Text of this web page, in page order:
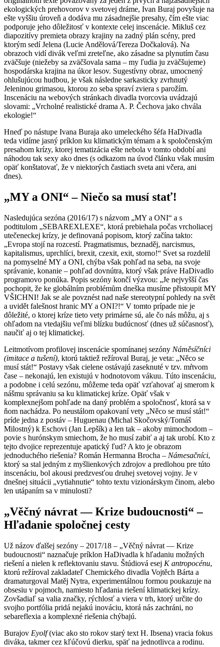
ekologických prehovorov v svetovej dráme, Ivan Buraj povyšuje na
ešte vyššiu úroveň a dodáva mu zásadnejšie presahy, čím ešte viac
podporuje jeho dôležitosť v kontexte celej inscenácie. Mikluš cez
diapozitívy premieta obrazy krajiny na zadný plán scény, pred
ktorým sedí Jelena (Lucie Andělová/Tereza Dočkalová). Na
obrazoch vidí divák veľmi zreteľne, ako zásadne sa plynutím času
zväčšuje (niežeby sa zväčšovala sama – my ľudia ju zväčšujeme)
hospodárska krajina na úkor lesov. Sugestívny obraz, umocnený
ohlušujúcou hudbou, je však následne sarkasticky zvrhnutý
Jeleninou grimasou, ktorou zo seba spraví zviera s parožím.
Inscenáciu na webových stránkach divadla tvorcovia uvádzajú
slovami: „Vrcholné realistické drama A. P. Čechova jako chvála
ekologie!“
Hneď po nástupe Ivana Buraja ako umeleckého šéfa HaDivadla
teda vidíme jasný príklon ku klimatickým témam a k spoločenským
presahom krízy, ktorej tematizácia ešte nebola v tomto období ani
náhodou tak sexy ako dnes (s odkazom na úvod článku však musím
opäť konštatovať, že v niektorých častiach sveta ani včera, ani
dnes).
„MY a ONI“ – Niečo sa musí stať!
Nasledujúca sezóna (2016/17) s názvom „MY a ONI“ a s
podtitulom „SEBAREXLEXE“, ktorá prebiehala počas vrcholiacej
utečeneckej krízy, je definovaná popisom, ktorý začína takto:
„Evropa stojí na rozcestí. Pragmatismus, beznaděj, narcismus,
kapitalismus, uprchlíci, brexit, czexit, exit, storno!“ Svet sa rozdelil
na pomyselné MY a ONI, chýba však pohľad na seba, na svoje
správanie, konanie – pohľad dovnútra, ktorý však práve HaDivadlo
programovo ponúka. Popis sezóny končí výzvou: „Je nejvyšší čas
pochopit, že ke globálním problémům dneška musíme přistoupit MY
VŠICHNI! Jak se ale povznést nad naše stereotypní pohledy na svět
a uvidět falešnost hranic MY a ONI?!“ V tomto prípade nie je
dôležité, o ktorej kríze tieto vety primárne sú, ale čo nás môžu, aj s
ohľadom na vtedajšiu veľmi blízku budúcnosť (dnes už súčasnosť),
naučiť aj o tej klimatickej.
Leitmotívom profilovej inscenácie spomínanej sezóny Náměsíčníci
(imitace a tušení), ktorú taktiež režíroval Buraj, je veta: „Něco se
musí stát!“ Postavy však cielene ostávajú zaseknuté v tzv. mŕtvom
čase – nekonajú, len existujú v hodnotovom vákuu. Túto inscenáciu,
a podobne i celú sezónu, môžeme teda opäť vzťahovať aj smerom k
nášmu správaniu sa ku klimatickej kríze. Opäť však v
komplexnejšom pohľade na daný problém a spoločnosť, ktorá sa v
ňom nachádza. Po neustálom opakovaní vety „Něco se musí stát!“
príde jedna z postáv – Huguenau (Michal Skočovský/Tomáš
Milostný) k Eschovi (Jan Lepšík) a len tak – akoby mimochodom –
povie s hurónskym smiechom, že ho musí zabiť a aj tak urobí. Kto z
tejto dvojice reprezentuje apatický ľud? A kto je obrazom
jednoduchého riešenia? Román Hermanna Brocha – Námesačníci,
ktorý sa stal jedným z myšlienkových zdrojov a predlohou pre túto
inscenáciu, bol akousi predzvesťou druhej svetovej vojny. Je v
dnešnej situácii „vytiahnutie“ tohto textu vizionárskym činom, alebo
len utápaním sa v minulosti?
„Věčný návrat — Krize budoucnosti“ –
Hľadanie spoločnej cesty
Už názov ďalšej sezóny – 2017/18 – „Věčný návrat — Krize
budoucnosti“ naznačuje príklon HaDivadla k hľadaniu možných
riešení a nielen k reflektovaniu stavu. Štúdiová esej K antropocénu,
ktorú režíroval zakladateľ Chemického divadla Vojtěch Bárta a
dramaturgoval Matěj Nytra, experimentálnou formou poukazuje na
obsesiu v pojmoch, namiesto hľadania riešení klimatickej krízy.
Zovšadiaľ sa valia značky, rýchlosť a viera v trh, ktorý určite do
svojho portfólia pridá nejakú inováciu, ktorá nás zachráni, no
sebareflexia a komplexné riešenia chýbajú.
Burajov Eyolf(viac ako sto rokov starý text H. Ibsena) vracia fokus
diváka, takmer cez kľúčovú dierku, späť na jednotlivca a rodinu.